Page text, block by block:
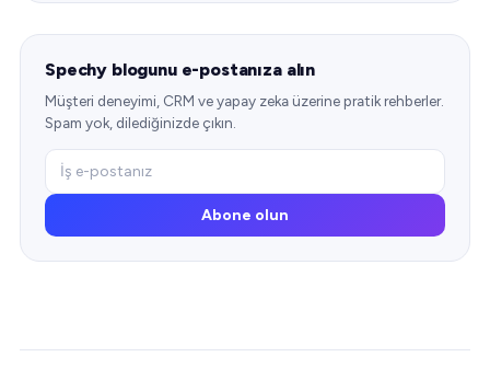
Spechy blogunu e-postanıza alın
Müşteri deneyimi, CRM ve yapay zeka üzerine pratik rehberler.
Spam yok, dilediğinizde çıkın.
Abone olun